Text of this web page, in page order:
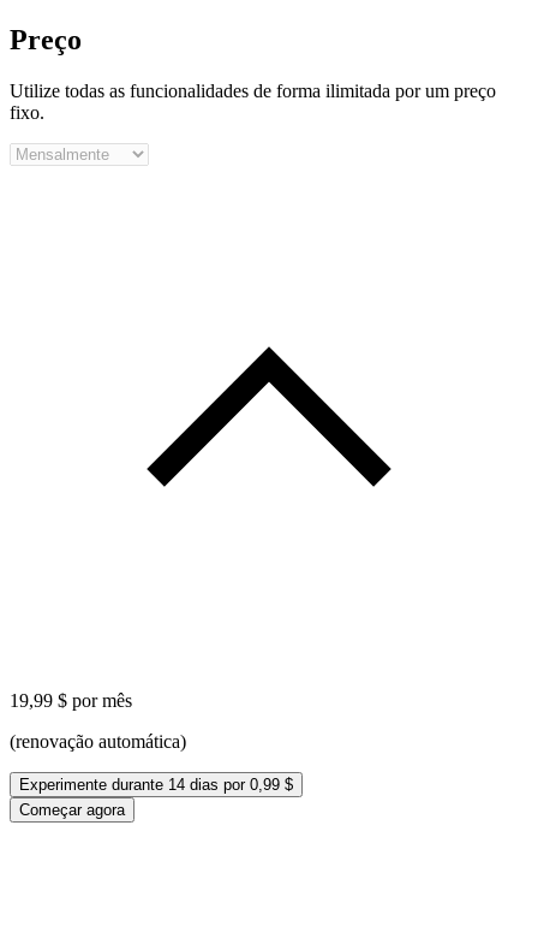
Preço
Utilize todas as funcionalidades de forma ilimitada por um preço
fixo.
19,99 $ por mês
(renovação automática)
Experimente durante 14 dias por 0,99 $
Começar agora